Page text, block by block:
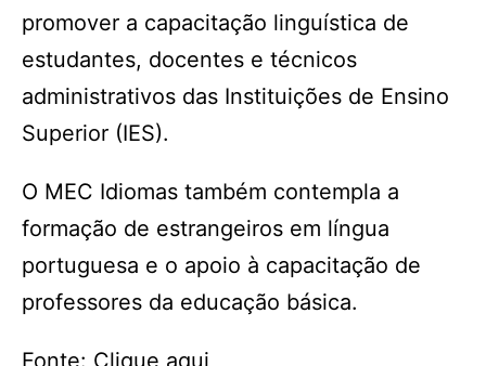
promover a capacitação linguística de
estudantes, docentes e técnicos
administrativos das Instituições de Ensino
Superior (IES).
O MEC Idiomas também contempla a
formação de estrangeiros em língua
portuguesa e o apoio à capacitação de
professores da educação básica.
Fonte: Clique aqui